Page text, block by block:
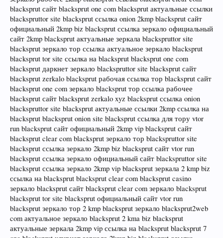
blacksprut сайт blacksprut one com blacksprut актуальные ссылки
blackspruttor site blacksprut ссылка onion 2kmp blacksprut сайт
официальный 2kmp biz blacksprut ссылка зеркало официальный
сайт 2kmp blacksprut актуальные зеркала blackspruttor site
blacksprut зеркало тор ссылка актуальное зеркало blacksprut
blacksprut tor site ссылка на blacksprut blacksprut one com
blacksprut даркнет зеркало blackspruttor site blacksprut сайт
blacksprut zerkalo blacksprut рабочая ссылка тор blacksprut сайт
blacksprut one com зеркало blacksprut тор ссылка рабочее
blacksprut сайт blacksprut zerkalo xyz blacksprut ссылка onion
blackspruttor site blacksprut актуальные ссылки 2kmp ссылка на
blacksprut blacksprut onion site blacksprut ссылка для тору vtor
run blacksprut сайт официальный 2kmp vip blacksprut сайт
blacksprut clear com blacksprut зеркало тор blackspruttor site
blacksprut ссылка зеркало 2kmp biz blacksprut сайт vtor run
blacksprut ссылка зеркало официальный сайт blackspruttor site
blacksprut ссылка зеркало 2kmp vip blacksprut зеркала 2 kmp biz
ссылка на blacksprut blacksprut clear com blacksprut casino
зеркало blacksprut сайт blacksprut clear com зеркало blacksprut
blacksprut tor site blacksprut официальный сайт vtor run
blacksprut зеркало тор 2 kmp blacksprut зеркало blacksprut2web
com актуальное зеркало blacksprut 2 kma biz blacksprut
актуальные зеркала 2kmp vip ссылка на blacksprut blacksprut 7